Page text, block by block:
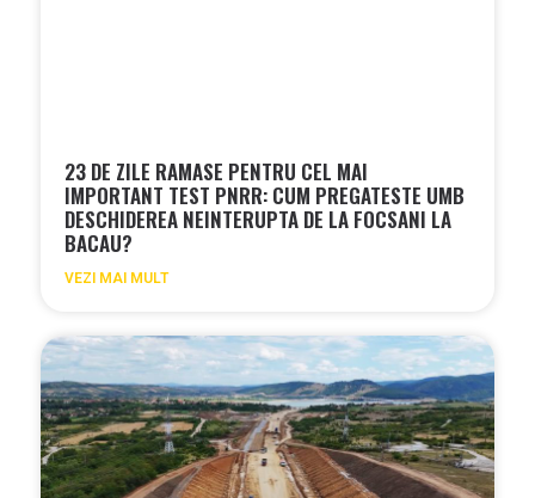
23 DE ZILE RAMASE PENTRU CEL MAI
IMPORTANT TEST PNRR: CUM PREGATESTE UMB
DESCHIDEREA NEINTERUPTA DE LA FOCSANI LA
BACAU?
VEZI MAI MULT